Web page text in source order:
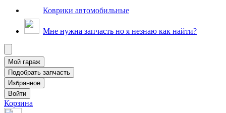
Коврики автомобильные
Мне нужна запчасть но я незнаю как найти?
Корзина